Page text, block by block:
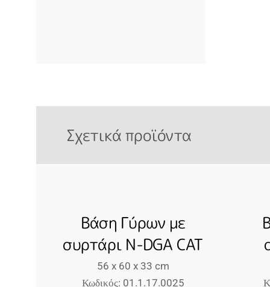
Σχετικά προϊόντα
Βάση Γύρων με
συρτάρι N-DGA CAT
56 x 60 x 33 cm
Κωδικός: 01.1.17.0025